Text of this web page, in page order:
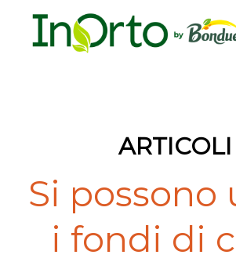
ARTICOLI
Si possono
i fondi di